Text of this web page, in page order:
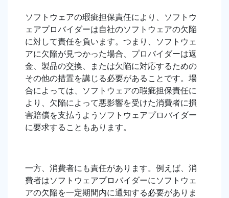
ソフトウェアの瑕疵担保責任により、ソフトウ
ェアプロバイダーは自社のソフトウェアの欠陥
に対して責任を負います。つまり、ソフトウェ
アに欠陥が見つかった場合、プロバイダーは返
金、製品の交換、または欠陥に対応するための
その他の措置を講じる必要があることです。場
合によっては、ソフトウェアの瑕疵担保責任に
より、欠陥によって悪影響を受けた消費者に損
害賠償を支払うようソフトウェアプロバイダー
に要求することもあります。
一方、消費者にも責任があります。例えば、消
費者はソフトウェアプロバイダーにソフトウェ
アの欠陥を一定期間内に通知する必要がありま